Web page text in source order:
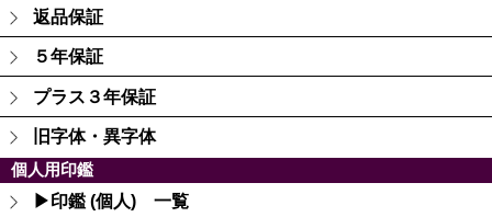
返品保証
５年保証
プラス３年保証
旧字体・異字体
個人用印鑑
▶印鑑 (個人) 一覧